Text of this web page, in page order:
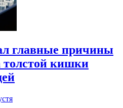
главные причины
толстой кишки